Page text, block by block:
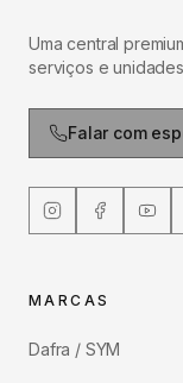
Uma central
serviços e
Falar com
MARCAS
Dafra / SYM